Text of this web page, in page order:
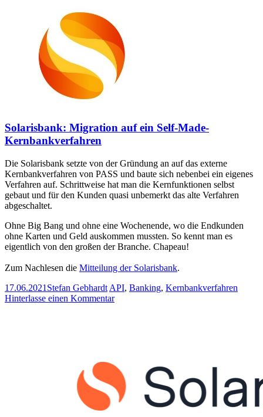
Solarisbank: Migration auf ein Self-Made-
Kernbankverfahren
Die Solarisbank setzte von der Gründung an auf das externe
Kernbankverfahren von PASS und baute sich nebenbei ein eigenes
Verfahren auf. Schrittweise hat man die Kernfunktionen selbst
gebaut und für den Kunden quasi unbemerkt das alte Verfahren
abgeschaltet.
Ohne Big Bang und ohne eine Wochenende, wo die Endkunden
ohne Karten und Geld auskommen mussten. So kennt man es
eigentlich von den großen der Branche. Chapeau!
Zum Nachlesen die Mitteilung der Solarisbank.
17.06.2021 Stefan Gebhardt API, Banking, Kernbankverfahren
Hinterlasse einen Kommentar